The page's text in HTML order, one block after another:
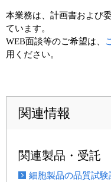
本業務は、計画書および
ています。
WEB面談等のご希望は、
用ください。
関連情報
関連製品・受託
細胞製品の品質試験